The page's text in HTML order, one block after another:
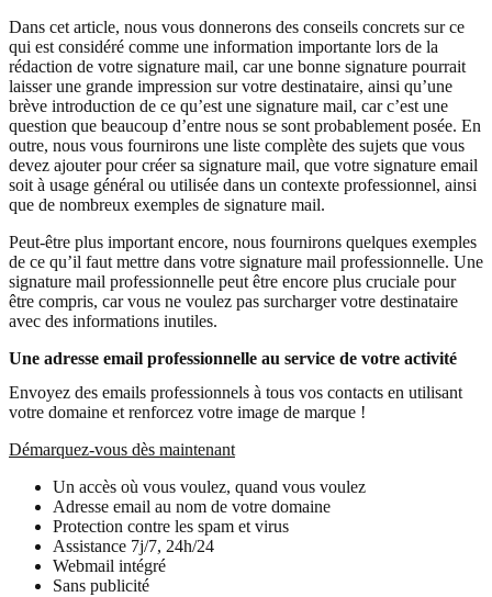
Dans cet article, nous vous donnerons des conseils concrets sur ce
qui est considéré comme une information importante lors de la
rédaction de votre signature mail, car une bonne signature pourrait
laisser une grande impression sur votre destinataire, ainsi qu’une
brève introduction de ce qu’est une signature mail, car c’est une
question que beaucoup d’entre nous se sont probablement posée. En
outre, nous vous fournirons une liste complète des sujets que vous
devez ajouter pour créer sa signature mail, que votre signature email
soit à usage général ou utilisée dans un contexte professionnel, ainsi
que de nombreux exemples de signature mail.
Peut-être plus important encore, nous fournirons quelques exemples
de ce qu’il faut mettre dans votre signature mail professionnelle. Une
signature mail professionnelle peut être encore plus cruciale pour
être compris, car vous ne voulez pas surcharger votre destinataire
avec des informations inutiles.
Une adresse email professionnelle au service de votre activité
Envoyez des emails professionnels à tous vos contacts en utilisant
votre domaine et renforcez votre image de marque !
Démarquez-vous dès maintenant
Un accès où vous voulez, quand vous voulez
Adresse email au nom de votre domaine
Protection contre les spam et virus
Assistance 7j/7, 24h/24
Webmail intégré
Sans publicité